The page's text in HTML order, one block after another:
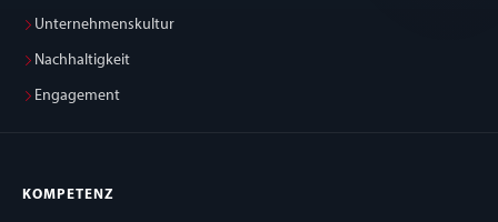
Unternehmenskultur
Nachhaltigkeit
Engagement
KOMPETENZ